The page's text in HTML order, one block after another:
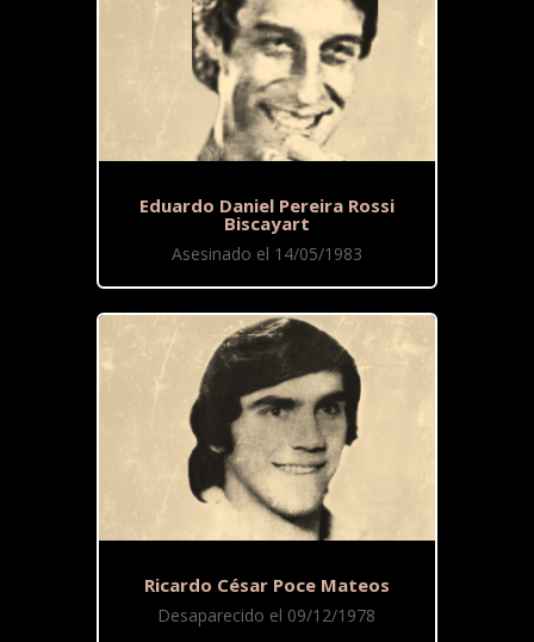
Eduardo Daniel Pereira Rossi
Biscayart
Asesinado el 14/05/1983
Ricardo César Poce Mateos
Desaparecido el 09/12/1978